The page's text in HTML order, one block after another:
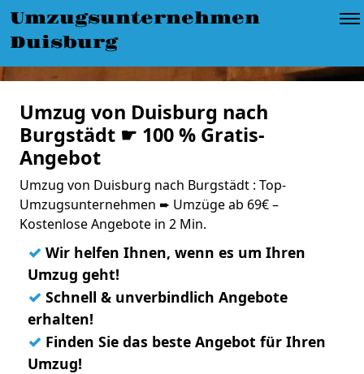
Umzugsunternehmen
Duisburg
Umzug von Duisburg nach
Burgstädt ☛ 100 % Gratis-
Angebot
Umzug von Duisburg nach Burgstädt : Top-
Umzugsunternehmen ➨ Umzüge ab 69€ –
Kostenlose Angebote in 2 Min.
✓ Wir helfen Ihnen, wenn es um Ihren
Umzug geht!
✓ Schnell & unverbindlich Angebote
erhalten!
✓ Finden Sie das beste Angebot für Ihren
Umzug!